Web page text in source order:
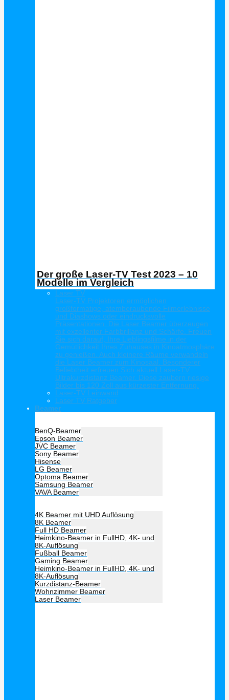
Der große Laser-TV Test 2023 – 10
Modelle im Vergleich
Laser TV
Laser-TV Projektoren ermöglichen
großformatige, atemberaubende Filmerlebnisse
und Diashows oder eindrucksvolle
Präsentationen. Die Laser Beamer überzeugen
mit exzellenter Farbbrillanz und Schärfe. Freuen
Sie sich darauf, Ihre Lieblingsfilme in der
Gemütlichkeit Ihres Zuhauses in Kinoatmosphäre
zu genießen. Auch kleinere Räume verwandeln
die Laser Beamer zum Kinosaal. Besonderer
Beliebtheit erfreuen Sich aktuell Laser-TV
Ultrakurzdistanz Beamer. Diese zaubern riesige
Bilder bis 120 Zoll aus kürzester Entfernung.
Laser-TV Leinwand
Laser TV Ratgeber
Beamer
BenQ-Beamer
Epson Beamer
JVC Beamer
Sony Beamer
Hisense
LG Beamer
Optoma Beamer
Samsung Beamer
VAVA Beamer
4K Beamer mit UHD Auflösung
8K Beamer
Full HD Beamer
Heimkino-Beamer in FullHD, 4K- und
8K-Auflösung
Fußball Beamer
Gaming Beamer
Heimkino-Beamer in FullHD, 4K- und
8K-Auflösung
Kurzdistanz-Beamer
Wohnzimmer Beamer
Laser Beamer